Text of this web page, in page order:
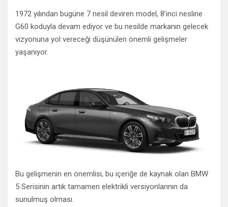
1972 yılından bugüne 7 nesil deviren model, 8’inci nesline
G60 koduyla devam ediyor ve bu nesilde markanın gelecek
vizyonuna yol vereceği düşünülen önemli gelişmeler
yaşanıyor.
Bu gelişmenin en önemlisi, bu içeriğe de kaynak olan BMW
5 Serisinin artık tamamen elektrikli versiyonlarının da
sunulmuş olması.